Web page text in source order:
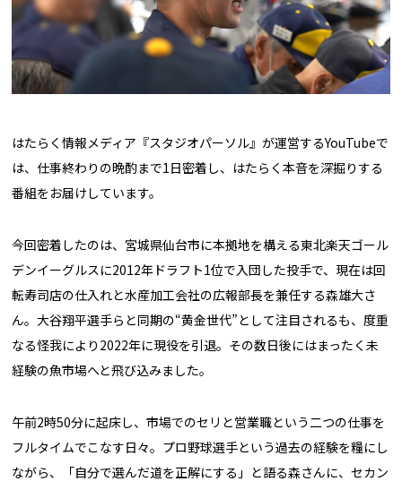
はたらく情報メディア『スタジオパーソル』が運営するYouTubeで
は、仕事終わりの晩酌まで1日密着し、はたらく本音を深掘りする
番組をお届けしています。
今回密着したのは、宮城県仙台市に本拠地を構える東北楽天ゴール
デンイーグルスに2012年ドラフト1位で入団した投手で、現在は回
転寿司店の仕入れと水産加工会社の広報部長を兼任する森雄大さ
ん。大谷翔平選手らと同期の“黄金世代”として注目されるも、度重
なる怪我により2022年に現役を引退。その数日後にはまったく未
経験の魚市場へと飛び込みました。
午前2時50分に起床し、市場でのセリと営業職という二つの仕事を
フルタイムでこなす日々。プロ野球選手という過去の経験を糧にし
ながら、「自分で選んだ道を正解にする」と語る森さんに、セカン